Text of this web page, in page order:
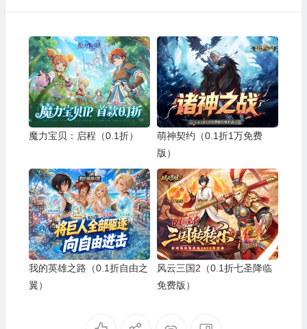
魔力宝贝：启程（0.1折）
萌神契约（0.1折1万免费
版）
我的英雄之路（0.1折自由之
翼）
风云三国2（0.1折七圣降临
免费版）